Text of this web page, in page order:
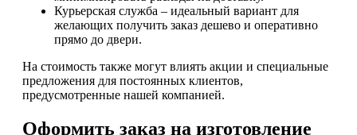
Курьерская служба – идеальный вариант для
желающих получить заказ дешево и оперативно
прямо до двери.
На стоимость также могут влиять акции и специальные
предложения для постоянных клиентов,
предусмотренные нашей компанией.
Оформить заказ на изготовление